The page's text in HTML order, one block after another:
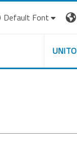
Default Font
UNITO